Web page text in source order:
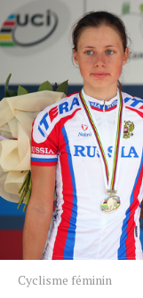
Cyclisme féminin
Tendances
Tous nos articles
À propos